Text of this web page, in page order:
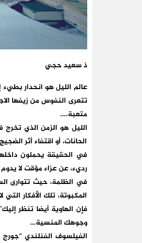
ذ سعيد حجي
عالم الليل هو انحدار
تتعرى النفوس من زيفها
متعبة….
الليل هو الزمن الذي تخرج
الحانات، أو اقتفاء أثر
في الحقيقة يحملون
رديء، عن عزاء مؤقت لا
في الظلمة، حيث تتوارى
المكبوتة، تلك الأفكار
فإن الهاوية أيضا تنظر
وجوهك المنسية…
الفيلسوف الفنلندي “جورج